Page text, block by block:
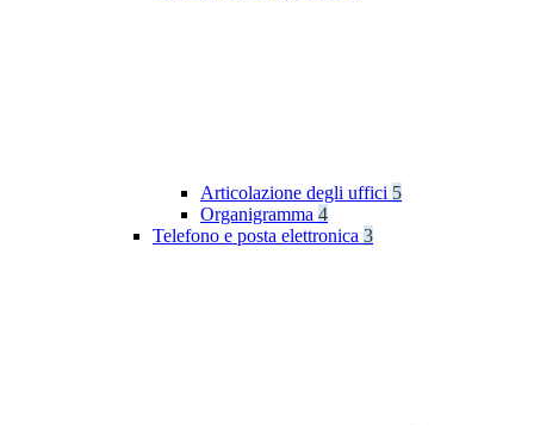
Articolazione degli uffici 5
Organigramma 4
Telefono e posta elettronica 3